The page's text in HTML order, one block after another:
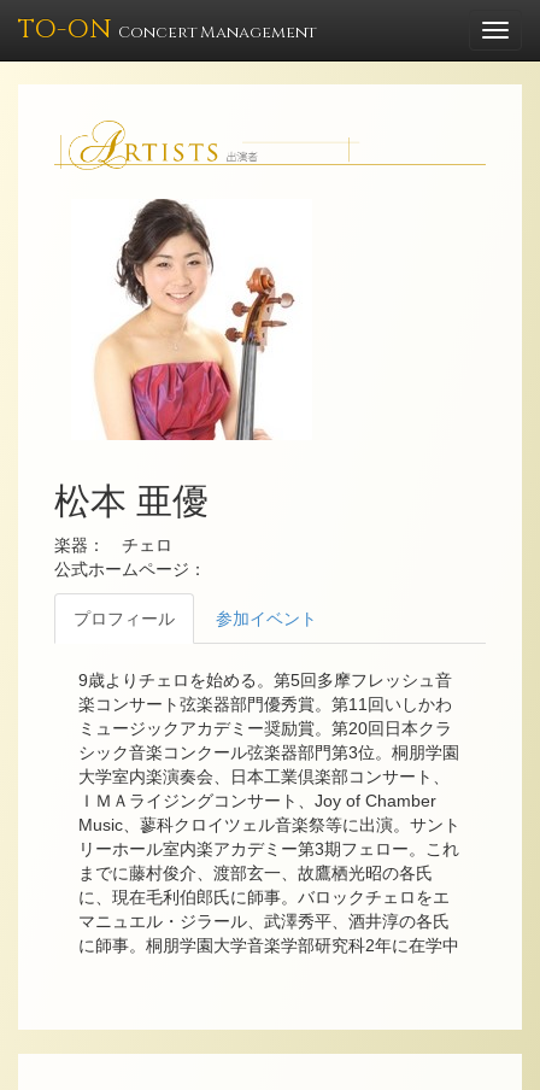
TO-ON Concert Management
松本 亜優
楽器： チェロ
公式ホームページ：
プロフィール 参加イベント
9歳よりチェロを始める。第5回多摩フレッシュ音
楽コンサート弦楽器部門優秀賞。第11回いしかわ
ミュージックアカデミー奨励賞。第20回日本クラ
シック音楽コンクール弦楽器部門第3位。桐朋学園
大学室内楽演奏会、日本工業倶楽部コンサート、
ＩＭＡライジングコンサート、Joy of Chamber
Music、蓼科クロイツェル音楽祭等に出演。サント
リーホール室内楽アカデミー第3期フェロー。これ
までに藤村俊介、渡部玄一、故鷹栖光昭の各氏
に、現在毛利伯郎氏に師事。バロックチェロをエ
マニュエル・ジラール、武澤秀平、酒井淳の各氏
に師事。桐朋学園大学音楽学部研究科2年に在学中